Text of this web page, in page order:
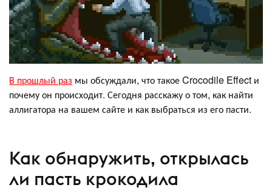
В прошлый раз мы обсуждали, что такое Crocodile Effect и
почему он происходит. Сегодня расскажу о том, как найти
аллигатора на вашем сайте и как выбраться из его пасти.
Как обнаружить, открылась
ли пасть крокодила